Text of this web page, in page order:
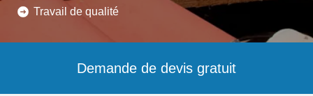
Travail de qualité
Demande de devis gratuit